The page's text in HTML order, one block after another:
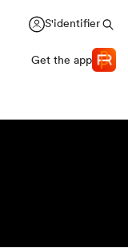
S'identifier
Get the app